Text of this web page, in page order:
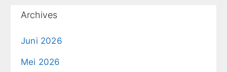
Archives
Juni 2026
Mei 2026